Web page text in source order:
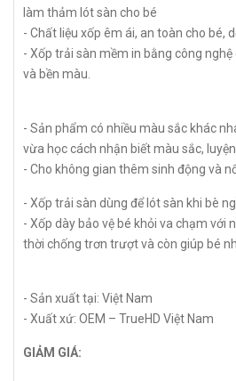
làm thảm lót sàn cho bé
- Chất liệu xốp êm ái, an toàn cho bé,
- Xốp trải sàn mềm in bằng công
và bền màu.
- Sản phẩm có nhiều màu sắc khác
vừa học cách nhận biết màu sắc,
- Cho không gian thêm sinh động và
- Xốp trải sàn dùng để lót sàn khi bè
- Xốp dày bảo vệ bé khỏi va chạm với
thời chống trơn trượt và còn giúp bé
- Sản xuất tại: Việt Nam
- Xuất xứ: OEM – TrueHD Việt Nam
GIẢM GIÁ: